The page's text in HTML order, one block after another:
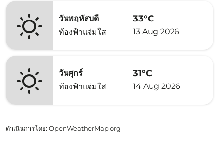
วันพฤหัสบดี
ท้องฟ้าแจ่มใส
33°C
13 Aug 2026
วันศุกร์
ท้องฟ้าแจ่มใส
31°C
14 Aug 2026
ดำเนินการโดย: OpenWeatherMap.org